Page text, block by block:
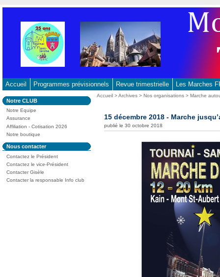
contenu
principal
-
Aller
à
la
recherche
Accueil Programmes prévisionnels Revue trimestrielle Les Marches
Dans
la
rubrique
:
Notre CLUB
Notre Equipe
Assurance
Affiliation - Cotisation 2026
Notre boutique
Dans
la
rubrique
:
Nous contacter
Contactez le Président
Contactez le vice-Président
Contacter Gisèle
Contacter la responsable Info club
Vous
Accueil >Archives >Nos organisations >Marche
15 décembre 2018 - Marche
publié le 30 octobre 2018